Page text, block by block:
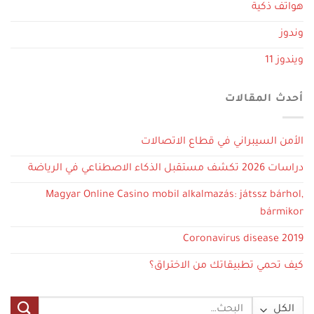
هواتف ذكية
وندوز
ويندوز 11
أحدث المقالات
الأمن السيبراني في قطاع الاتصالات
دراسات 2026 تكشف مستقبل الذكاء الاصطناعي في الرياضة
Magyar Online Casino mobil alkalmazás: játssz bárhol,
bármikor
Coronavirus disease 2019
كيف تحمي تطبيقاتك من الاختراق؟
البحث